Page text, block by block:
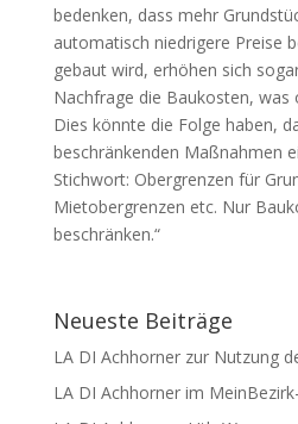
bedenken, dass mehr
automatisch niedrigere Preise
gebaut wird, erhöhen sich
Nachfrage die Baukosten, was
Dies könnte die Folge haben,
beschränkenden Maßnahmen
Stichwort: Obergrenzen für
Mietobergrenzen etc. Nur
beschränken.“
Neueste Beiträge
LA DI Achhorner zur Nutzung
LA DI Achhorner im